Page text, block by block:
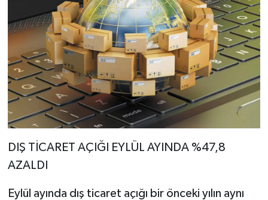
DIŞ TİCARET AÇIĞI EYLÜL AYINDA %47,8
AZALDI
Eylül ayında dış ticaret açığı bir önceki yılın aynı